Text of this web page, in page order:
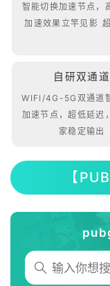
智能切换加速节点，
加速效果立竿见影
自研双通道
WIFI/4G-5G双通道
加速节点，超低延迟
家稳定输出
【